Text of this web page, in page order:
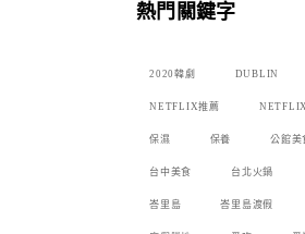
熱門關鍵字
2020韓劇 DUBLIN
NETFLIX推薦
保濕 保養 公館美
台中美食 台北火鍋
峇里島 峇里島渡假